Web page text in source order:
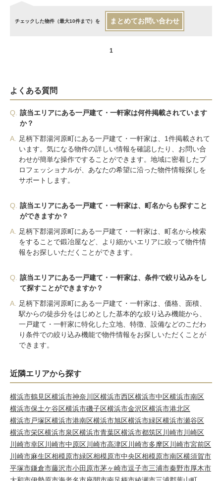
チェックした物件（最大10件まで）を まとめてお問い合わせ
1
よくある質問
Q.
該当エリアにある一戸建て・一軒家は何件掲載されています
か？
A.
足柄下郡湯河原町にある一戸建て・一軒家は、1件掲載されて
います。気になる物件の詳しい情報を確認したり、お問い合
わせが簡単な操作ですることができます。地域に密着したプ
ロフェッショナルが、あなたの希望に沿った物件情報探しを
サポートします。
Q.
該当エリアにある一戸建て・一軒家は、町名からも探すこと
ができますか？
A.
足柄下郡湯河原町にある一戸建て・一軒家は、町名から検索
をすることで鍛冶屋など、より細かいエリアに絞って物件情
報をお探しいただくことができます。
Q.
該当エリアにある一戸建て・一軒家は、条件で絞り込みをし
て探すことができますか？
A.
足柄下郡湯河原町にある一戸建て・一軒家は、価格、面積、
駅からの徒歩分をはじめとした基本的な絞り込み機能から、
一戸建て・一軒家に特化した立地、特徴、設備などのこだわ
り条件での絞り込み機能で物件情報をお探しいただくことが
できます。
近隣エリアから探す
横浜市鶴見区横浜市神奈川区横浜市西区横浜市中区横浜市南区
横浜市保土ケ谷区横浜市磯子区横浜市金沢区横浜市港北区
横浜市戸塚区横浜市港南区横浜市旭区横浜市緑区横浜市瀬谷区
横浜市栄区横浜市泉区横浜市青葉区横浜市都筑区川崎市川崎区
川崎市幸区川崎市中原区川崎市高津区川崎市多摩区川崎市宮前区
川崎市麻生区相模原市緑区相模原市中央区相模原市南区横須賀市
平塚市鎌倉市藤沢市小田原市茅ヶ崎市逗子市三浦市秦野市厚木市